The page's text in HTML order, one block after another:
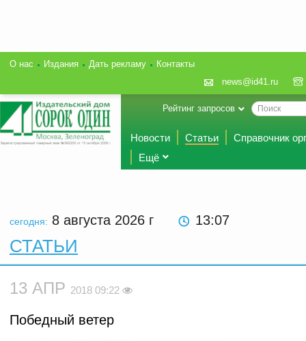
О нас Издания Дать рекламу
Контакты
news@id41.ru
Рейтинг запросов
Новости Статьи
Справочник
Ещё
сегодня: 8 августа 2026 г 13:07
СТАТЬИ
13 АПР 2018 09:22
Победный ветер